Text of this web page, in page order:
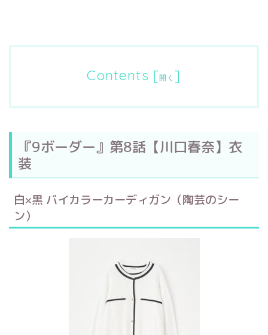
Contents [開く ]
『9ボーダー』第8話【川口春奈】衣
装
白×黒 バイカラーカーディガン（陶芸のシー
ン）